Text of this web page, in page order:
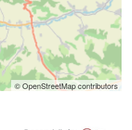
© OpenStreetMap contributors